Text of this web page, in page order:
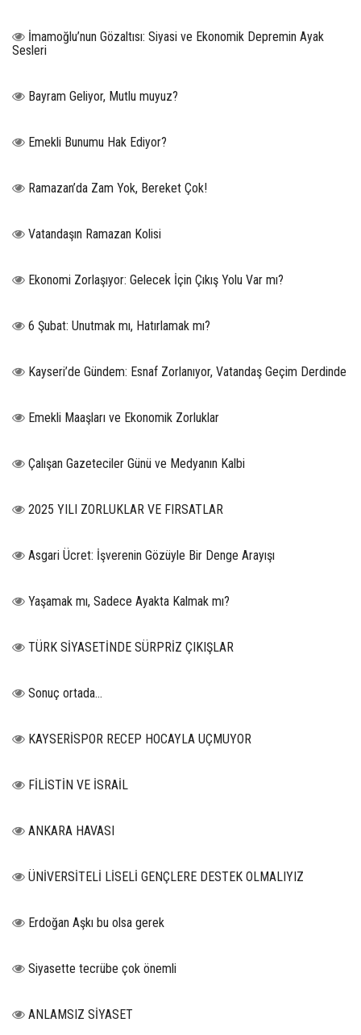
İmamoğlu’nun Gözaltısı: Siyasi ve Ekonomik Depremin Ayak
Sesleri
Bayram Geliyor, Mutlu muyuz?
Emekli Bunumu Hak Ediyor?
Ramazan’da Zam Yok, Bereket Çok!
Vatandaşın Ramazan Kolisi
Ekonomi Zorlaşıyor: Gelecek İçin Çıkış Yolu Var mı?
6 Şubat: Unutmak mı, Hatırlamak mı?
Kayseri’de Gündem: Esnaf Zorlanıyor, Vatandaş Geçim Derdinde
Emekli Maaşları ve Ekonomik Zorluklar
Çalışan Gazeteciler Günü ve Medyanın Kalbi
2025 YILI ZORLUKLAR VE FIRSATLAR
Asgari Ücret: İşverenin Gözüyle Bir Denge Arayışı
Yaşamak mı, Sadece Ayakta Kalmak mı?
TÜRK SİYASETİNDE SÜRPRİZ ÇIKIŞLAR
Sonuç ortada…
KAYSERİSPOR RECEP HOCAYLA UÇMUYOR
FİLİSTİN VE İSRAİL
ANKARA HAVASI
ÜNİVERSİTELİ LİSELİ GENÇLERE DESTEK OLMALIYIZ
Erdoğan Aşkı bu olsa gerek
Siyasette tecrübe çok önemli
ANLAMSIZ SİYASET